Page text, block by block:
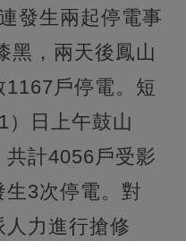
發生兩起停電事
黑，兩天後鳳山
1167戶停電。短
）日上午鼓山
共計4056戶受影
3次停電。對
人力進行搶修